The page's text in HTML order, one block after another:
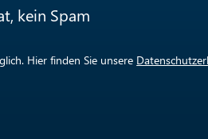
kein Spam
Hier finden Sie unsere